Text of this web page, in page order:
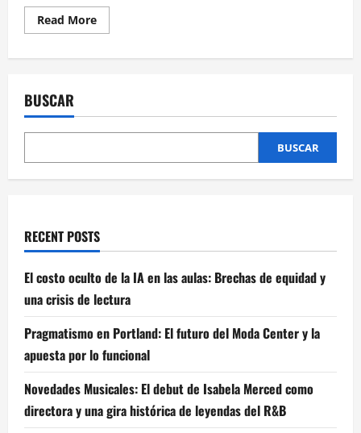
Read MoreRead
more
Andes
al
Los
Ángeles
BUSCAR
BUSCAR
RECENT POSTS
El costo oculto de la IA en las aulas: Brechas de equidad y
una crisis de lectura
Pragmatismo en Portland: El futuro del Moda Center y la
apuesta por lo funcional
Novedades Musicales: El debut de Isabela Merced como
directora y una gira histórica de leyendas del R&B